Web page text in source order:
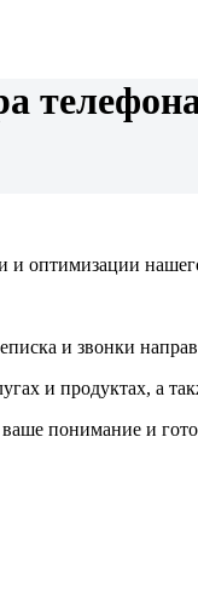
и оптимизации
и звонки
и продуктах, а
понимание и